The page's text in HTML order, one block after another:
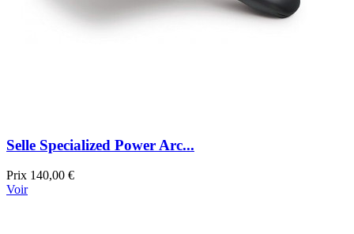
Selle Specialized Power Arc...
Prix 140,00 €
Voir